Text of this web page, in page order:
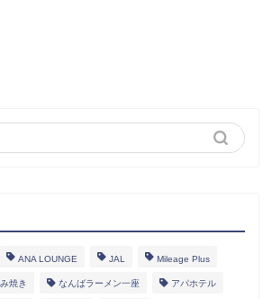
ANA LOUNGE JAL Mileage Plus
焼き なんばラーメン一座 アパホテル